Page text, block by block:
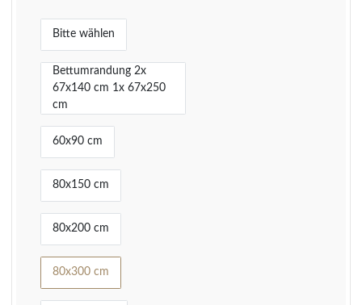
Bitte wählen
Bettumrandung 2x
67x140 cm 1x 67x250
cm
60x90 cm
80x150 cm
80x200 cm
80x300 cm